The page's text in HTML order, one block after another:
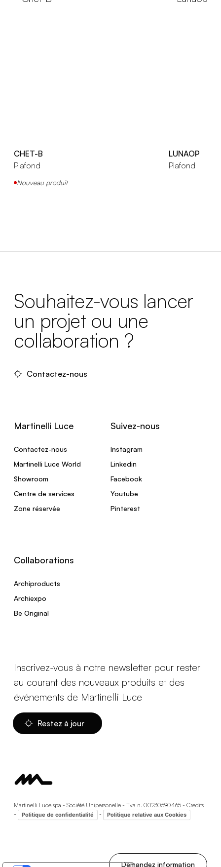
CHET-B
Plafond
Nouveau produit
LUNAOP
Plafond
Demandez information
Souhaitez-vous lancer
un projet ou une
collaboration ?
Contactez-nous
Martinelli Luce
Contactez-nous
Martinelli Luce World
Showroom
Centre de services
Zone réservée
Suivez-nous
Instagram
Linkedin
Facebook
Youtube
Pinterest
Collaborations
Archiproducts
Archiexpo
Be Original
Inscrivez-vous à notre newsletter pour rester
au courant des nouveaux produits et des
événements de Martinelli Luce
Restez à jour
Martinelli Luce spa - Société Unipersonelle - Tva n. 00230590465 - Credits
-
Politique de confidentialité - Politique relative aux Cookies